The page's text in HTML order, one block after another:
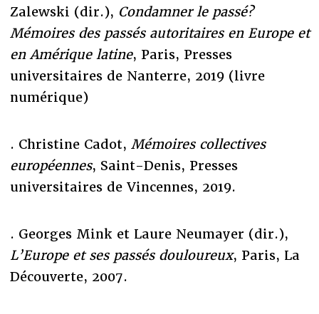
Zalewski (dir.), Condamner le passé?
Mémoires des passés autoritaires en Europe et
en Amérique latine, Paris, Presses
universitaires de Nanterre, 2019 (livre
numérique)
. Christine Cadot, Mémoires collectives
européennes, Saint-Denis, Presses
universitaires de Vincennes, 2019.
. Georges Mink et Laure Neumayer (dir.),
L’Europe et ses passés douloureux, Paris, La
Découverte, 2007.